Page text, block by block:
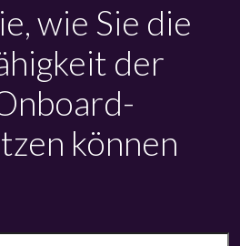
wie Sie die
der
können